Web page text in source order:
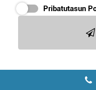
Pribatutasun